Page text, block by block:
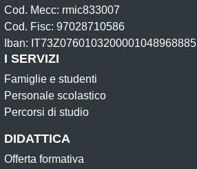
Cod. Mecc: rmic833007
Cod. Fisc: 97028710586
Iban: IT73Z0760103200001048968885
I SERVIZI
Famiglie e studenti
Personale scolastico
Percorsi di studio
DIDATTICA
Offerta formativa